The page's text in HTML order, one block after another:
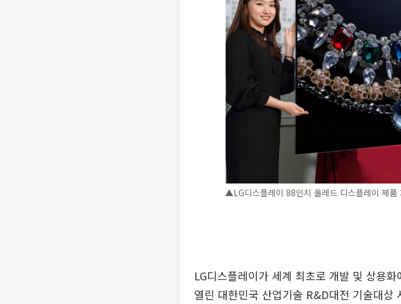
▲LG디스플레이 88인치 올레드 디스플레이 제품
LG디스플레이가 세계 최초로 개발 및 상용
열린 대한민국 산업기술 R&D대전 기술대상